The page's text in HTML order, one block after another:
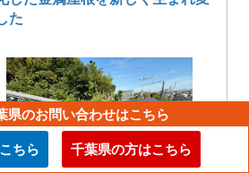
た
県のお問い合わせはこちら
ちら 千葉県の方はこちら